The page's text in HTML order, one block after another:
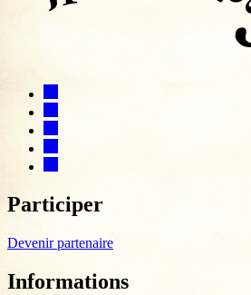
Participer
Devenir partenaire
Informations